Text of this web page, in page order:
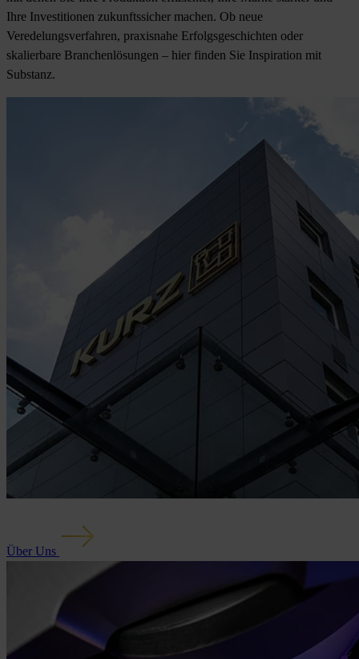
Ihre Investitionen zukunftssicher machen. Ob neue
Veredelungsverfahren, praxisnahe Erfolgsgeschichten oder
skalierbare Branchenlösungen – hier finden Sie Inspiration mit
Substanz.
Über Uns